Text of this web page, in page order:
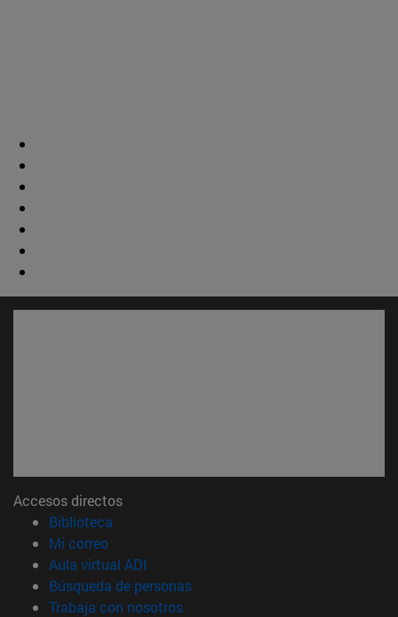
Accesos directos
Biblioteca
Mi correo(abre en nueva ventana)
Aula virtual ADI
Búsqueda de personas(abre en nueva ventana)
Trabaja con nosotros(abre en nueva ventana)